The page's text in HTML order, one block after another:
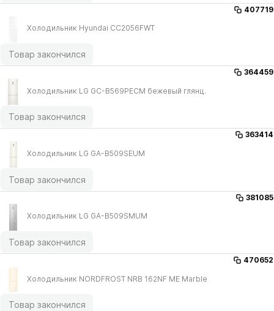
407719
Холодильник Hyundai CC2056FWT
Товар закончился
364459
Холодильник LG GC-B569PECM бежевый глянц.
Товар закончился
363414
Холодильник LG GA-B509SEUM
Товар закончился
381085
Холодильник LG GA-B509SMUM
Товар закончился
470652
Холодильник NORDFROST NRB 162NF ME Marble
Товар закончился